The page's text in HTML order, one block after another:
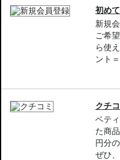
ビニ後払いには、決済代行会
◇こちらの商品は、ヤマト運
をさせて頂きます。配送便の
◇お届け日・お時間帯指定は
◇配送伝票の依頼主名、納品
載されることがあります。
◇上記注意書き記載がある商
別途手数料が発生する場合が
◇1件のご注文でも倉庫が異な
して配送する場合がございま
書は分割してそれぞれの荷物
初め
新規
ご希
ら使
ント
クチ
ベテ
た商
円分
ぜひ